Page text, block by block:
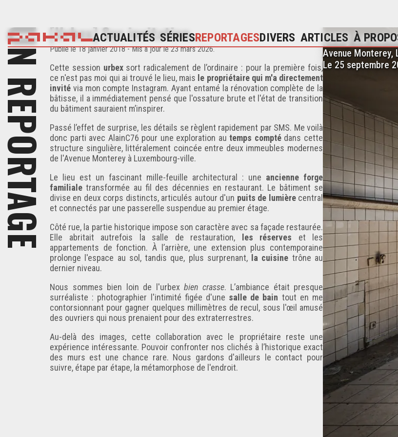
ACTUALITÉS SÉRIESREPORTAGESDIVERS ARTICLES À
[Urbex] Sur invitation...
Publiéle 18 janvier 2018 - Mis à jourle 23 mars 2026.
Cette session urbexsort radicalement de l’ordinaire : pour la première fois,
ce n'est pas moi qui ai trouvé le lieu, mais le propriétaire qui m'a directement
invité via mon compte Instagram. Ayant entamé la rénovation complète de la
bâtisse, il a immédiatement pensé que l'ossature brute et l'état de transition
du bâtiment sauraient m’inspirer.
Passé l’effet de surprise, les détails se règlent rapidement par SMS. Me voilà
donc parti avec AlainC76 pour une exploration au temps comptédans cette
structure singulière, littéralement coincée entre deux immeubles modernes
de l'Avenue Monterey à Luxembourg-ville.
Le lieu est un fascinant mille-feuille architectural : une ancienne forge
familiale transformée au fil des décennies en restaurant. Le bâtiment se
divise en deux corps distincts, articulés autour d'un puits de lumièrecentral
et connectés par une passerelle suspendue au premier étage.
Côté rue, la partie historique impose son caractère avec sa façade restaurée.
Elle abritait autrefois la salle de restauration,
les réserves et les
appartements de fonction. À l’arrière, une extension plus contemporaine
prolonge l'espace au sol, tandis que, plus surprenant,
la cuisine trône au
dernier niveau.
Nous sommes bien loin de l'urbex bien crasse. L’ambiance était presque
surréaliste : photographier l'intimité figée d'une salle de bain tout en me
contorsionnant pour gagner quelques millimètres de recul, sous l'œil amusé
des ouvriers qui nous prenaient pour des extraterrestres.
Au-delà des images, cette collaboration avec le propriétaire reste une
expérience intéressante. Pouvoir confronter nos clichés à l’historique exact
des murs est une chance rare. Nous gardons d'ailleurs le contact pour
suivre, étape par étape, la métamorphose de l'endroit.
(USI) La
Avenue Monterey,
Le 25 septembre